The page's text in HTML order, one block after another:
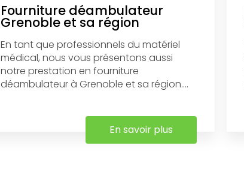
Fourniture déambulateur
Grenoble et sa région
En tant que professionnels du matériel
médical, nous vous présentons aussi
notre prestation en fourniture
déambulateur à Grenoble et sa région....
En savoir plus